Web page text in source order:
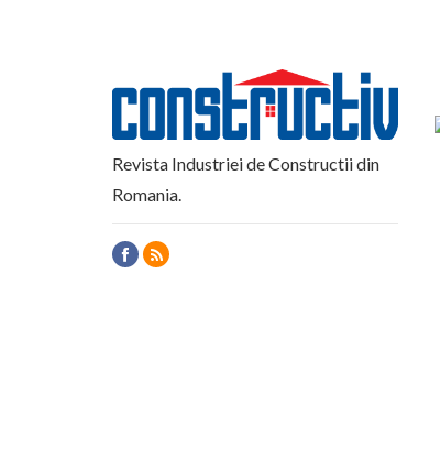
Revista Industriei de Constructii din
Romania.